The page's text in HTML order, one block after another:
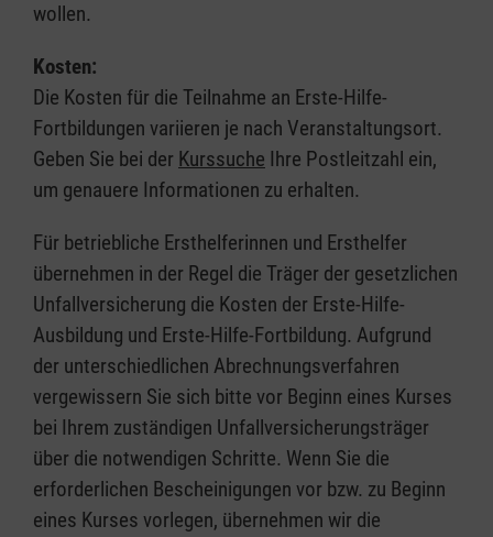
wollen.
Kosten:
Die Kosten für die Teilnahme an Erste-Hilfe-
Fortbildungen variieren je nach Veranstaltungsort.
Geben Sie bei der Kurssuche Ihre Postleitzahl ein,
um genauere Informationen zu erhalten.
Für betriebliche Ersthelferinnen und Ersthelfer
übernehmen in der Regel die Träger der gesetzlichen
Unfallversicherung die Kosten der Erste-Hilfe-
Ausbildung und Erste-Hilfe-Fortbildung. Aufgrund
der unterschiedlichen Abrechnungsverfahren
vergewissern Sie sich bitte vor Beginn eines Kurses
bei Ihrem zuständigen Unfallversicherungsträger
über die notwendigen Schritte. Wenn Sie die
erforderlichen Bescheinigungen vor bzw. zu Beginn
eines Kurses vorlegen, übernehmen wir die